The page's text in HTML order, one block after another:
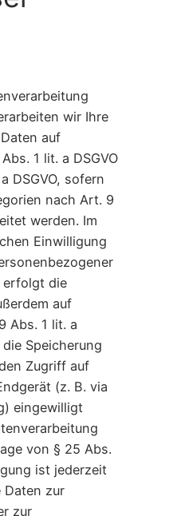
wir Ihre
auf
1 lit. a DSGVO
DSGVO, sofern
nach Art. 9
werden. Im
Einwilligung
erfolgt die
auf
Abs. 1 lit. a
die Speicherung
Zugriff auf
(z. B. via
eingewilligt
von § 25 Abs.
ist jederzeit
Daten zur
zur